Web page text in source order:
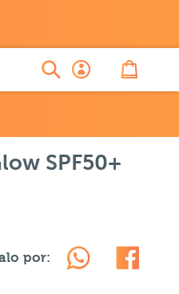
SPF50+
por: